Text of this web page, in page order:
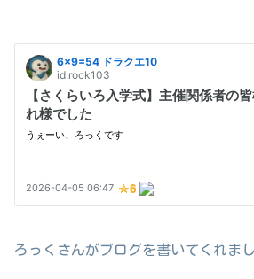
ろっくさんがブログを書いてくれま